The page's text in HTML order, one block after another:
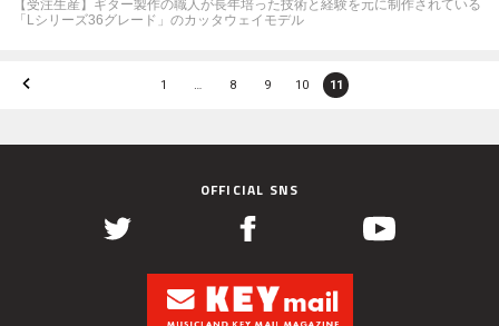
【受注生産】ギター製作の職人が長年培った技術と経験を元に制作されている
「Lシリーズ36グレード」のカッタウェイモデル
1 … 8 9 10 11
OFFICIAL SNS